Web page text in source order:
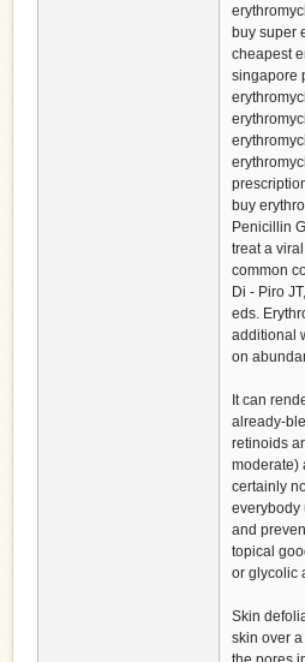
buy super
cheapest
singapore
buy
Penicillin
treat a
common
Di - Piro
eds.
additional
on
It can
already-
retinoids
moderate)
certainly
everybody
and
topical
or glycolic
Skin
skin over